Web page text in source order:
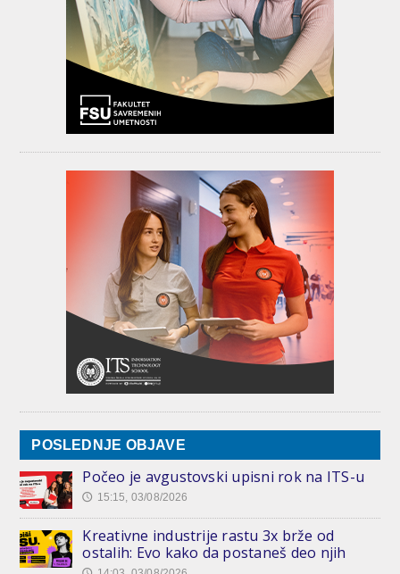
POSLEDNJE OBJAVE
Počeo je avgustovski upisni rok na ITS-u
🕔 15:15, 03/08/2026
Kreativne industrije rastu 3x brže od
ostalih: Evo kako da postaneš deo njih